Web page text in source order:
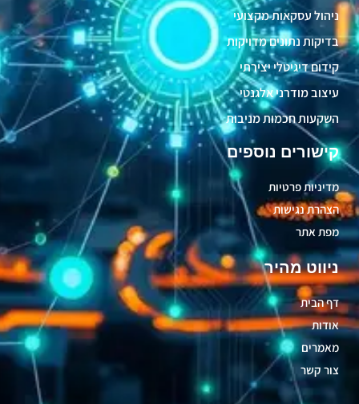
ניווט מהיר
דף הבית
אודות
מאמרים
צור קשר
קישורים נוספים
מדיניות פרטיות
הצהרת נגישות
מפת אתר
ניהול עסקאות מקצועי
בדיקות נתונים מדויקות
קידום דיגיטלי יצירתי
עיצוב מודרני אלגנטי
השקעות חכמות מניבות